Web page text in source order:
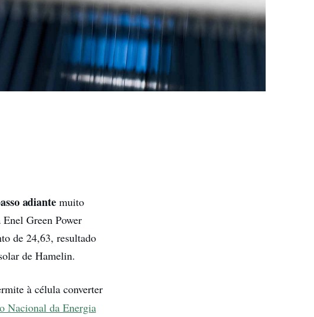
adiantemuito
Green Power
de 24,63, resultado
de Hamelin.
à célula converter
Nacional da Energia